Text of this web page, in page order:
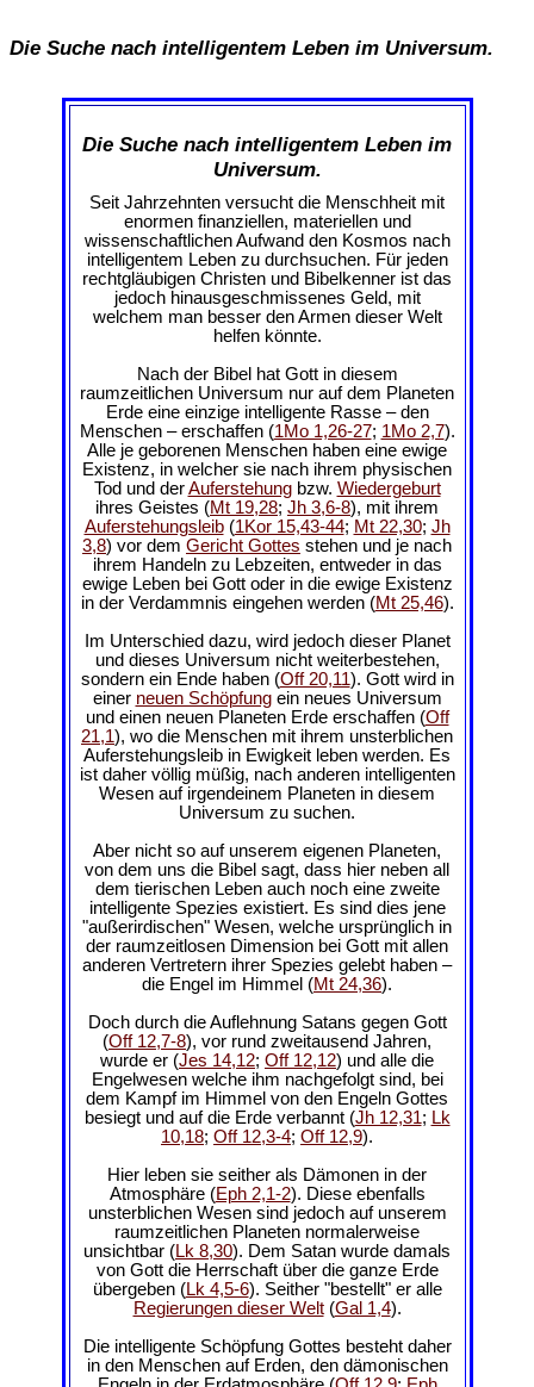
Die Suche nach intelligentem Leben im Universum.
Die Suche nach intelligentem Leben im
Universum.
Seit Jahrzehnten versucht die Menschheit mit
enormen finanziellen, materiellen und
wissenschaftlichen Aufwand den Kosmos nach
intelligentem Leben zu durchsuchen. Für jeden
rechtgläubigen Christen und Bibelkenner ist das
jedoch hinausgeschmissenes Geld, mit
welchem man besser den Armen dieser Welt
helfen könnte.
Nach der Bibel hat Gott in diesem
raumzeitlichen Universum nur auf dem Planeten
Erde eine einzige intelligente Rasse – den
Menschen – erschaffen (1Mo 1,26-27; 1Mo 2,7).
Alle je geborenen Menschen haben eine ewige
Existenz, in welcher sie nach ihrem physischen
Tod und derAuferstehungbzw. Wiedergeburt
ihres Geistes (Mt 19,28; Jh 3,6-8), mit ihrem
Auferstehungsleib(1Kor 15,43-44; Mt 22,30; Jh
3,8) vor dem Gericht Gottes stehen und je nach
ihrem Handeln zu Lebzeiten, entweder in das
ewige Leben bei Gott oder in die ewige Existenz
in der Verdammnis eingehen werden (Mt 25,46).
Im Unterschied dazu, wird jedoch dieser Planet
und dieses Universum nicht weiterbestehen,
sondern ein Ende haben (Off 20,11). Gott wird in
einer neuen Schöpfungein neues Universum
und einen neuen Planeten Erde erschaffen (Off
21,1), wo die Menschen mit ihrem unsterblichen
Auferstehungsleib in Ewigkeit leben werden. Es
ist daher völlig müßig, nach anderen intelligenten
Wesen auf irgendeinem Planeten in diesem
Universum zu suchen.
Aber nicht so auf unserem eigenen Planeten,
von dem uns die Bibel sagt, dass hier neben all
dem tierischen Leben auch noch eine zweite
intelligente Spezies existiert. Es sind dies jene
"außerirdischen" Wesen, welche ursprünglich in
der raumzeitlosen Dimension bei Gott mit allen
anderen Vertretern ihrer Spezies gelebt haben –
die Engel im Himmel (Mt 24,36).
Doch durch die Auflehnung Satans gegen Gott
(Off 12,7-8), vor rund zweitausend Jahren,
wurde er (Jes 14,12; Off 12,12) und alle die
Engelwesen welche ihm nachgefolgt sind, bei
dem Kampf im Himmel von den Engeln Gottes
besiegt und auf die Erde verbannt (Jh 12,31; Lk
10,18; Off 12,3-4; Off 12,9).
Hier leben sie seither als Dämonen in der
Atmosphäre (Eph 2,1-2). Diese ebenfalls
unsterblichen Wesen sind jedoch auf unserem
raumzeitlichen Planeten normalerweise
unsichtbar (Lk 8,30). Dem Satan wurde damals
von Gott die Herrschaft über die ganze Erde
übergeben (Lk 4,5-6). Seither "bestellt" er alle
Regierungen dieser Welt(Gal 1,4).
Die intelligente Schöpfung Gottes besteht daher
in den Menschen auf Erden, den dämonischen